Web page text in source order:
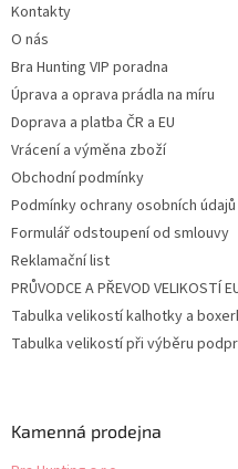
Kontakty
O nás
Bra Hunting VIP poradna
Úprava a oprava prádla na míru
Doprava a platba ČR a EU
Vrácení a výměna zboží
Obchodní podmínky
Podmínky ochrany osobních údajů
Formulář odstoupení od smlouvy
Reklamační list
PRŮVODCE A PŘEVOD VELIKOSTÍ
Tabulka velikostí kalhotky a
Tabulka velikostí při výběru
Kamenná prodejna